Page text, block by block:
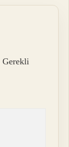
Gerekli